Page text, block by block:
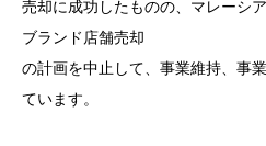
売却に成功したものの、マレーシ
ブランド店舗売却
の計画を中止して、事業維持、事
ています。